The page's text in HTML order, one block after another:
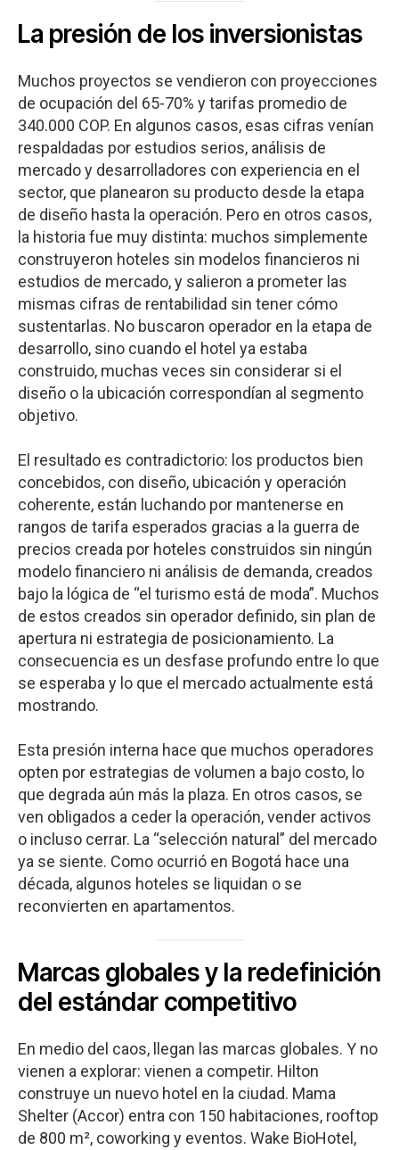
La presión de los inversionistas
Muchos proyectos se vendieron con proyecciones
de ocupación del 65-70% y tarifas promedio de
340.000 COP. En algunos casos, esas cifras venían
respaldadas por estudios serios, análisis de
mercado y desarrolladores con experiencia en el
sector, que planearon su producto desde la etapa
de diseño hasta la operación. Pero en otros casos,
la historia fue muy distinta: muchos simplemente
construyeron hoteles sin modelos financieros ni
estudios de mercado, y salieron a prometer las
mismas cifras de rentabilidad sin tener cómo
sustentarlas. No buscaron operador en la etapa de
desarrollo, sino cuando el hotel ya estaba
construido, muchas veces sin considerar si el
diseño o la ubicación correspondían al segmento
objetivo.
El resultado es contradictorio: los productos bien
concebidos, con diseño, ubicación y operación
coherente, están luchando por mantenerse en
rangos de tarifa esperados gracias a la guerra de
precios creada por hoteles construidos sin ningún
modelo financiero ni análisis de demanda, creados
bajo la lógica de “el turismo está de moda”. Muchos
de estos creados sin operador definido, sin plan de
apertura ni estrategia de posicionamiento. La
consecuencia es un desfase profundo entre lo que
se esperaba y lo que el mercado actualmente está
mostrando.
Esta presión interna hace que muchos operadores
opten por estrategias de volumen a bajo costo, lo
que degrada aún más la plaza. En otros casos, se
ven obligados a ceder la operación, vender activos
o incluso cerrar. La “selección natural” del mercado
ya se siente. Como ocurrió en Bogotá hace una
década, algunos hoteles se liquidan o se
reconvierten en apartamentos.
Marcas globales y la redefinición
del estándar competitivo
En medio del caos, llegan las marcas globales. Y no
vienen a explorar: vienen a competir. Hilton
construye un nuevo hotel en la ciudad. Mama
Shelter (Accor) entra con 150 habitaciones, rooftop
de 800 m², coworking y eventos. Wake BioHotel,